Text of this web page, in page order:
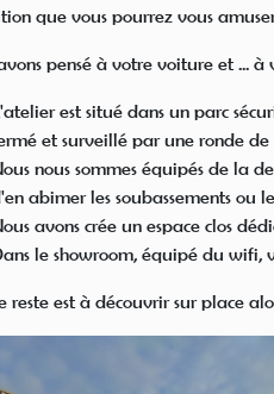
que vous pourrez vous
pensé à votre voiture et ... à
est situé dans un parc
et surveillé par une ronde de
nous sommes équipés de la
abimer les soubassements ou
avons crée un espace clos
le showroom, équipé du wifi,
reste est à découvrir sur place